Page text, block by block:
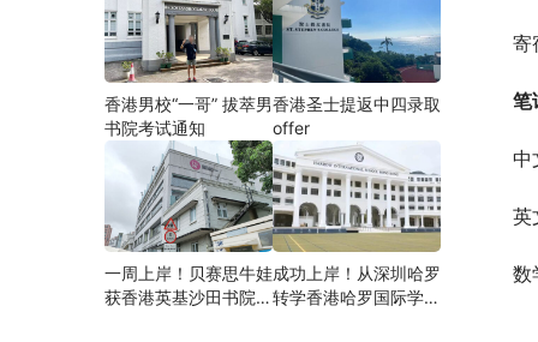
寄
笔
中
英
数
香港男校“一哥” 拔萃男
书院考试通知
香港圣士提返中四录取
offer
一周上岸！贝赛思牛娃
获香港英基沙田书院录
成功上岸！从深圳哈罗
转学香港哈罗国际学